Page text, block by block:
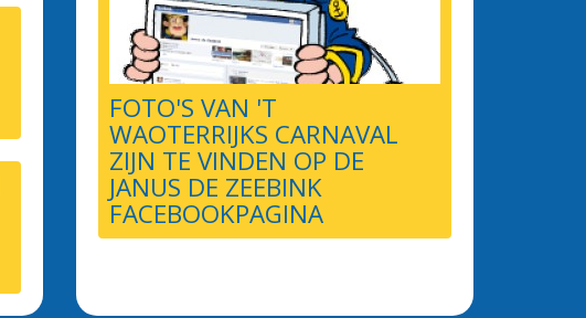
FOTO'S VAN 'T
WAOTERRIJKS CARNAVAL
ZIJN TE VINDEN OP DE
JANUS DE ZEEBINK
FACEBOOKPAGINA